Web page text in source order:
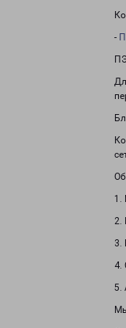
-
1.
2.
3.
4.
5.